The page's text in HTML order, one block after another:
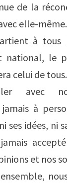
de la
elle-même.
à tous
national, le
celui de tous.
avec
jamais à
ses idées, ni
jamais
et nos